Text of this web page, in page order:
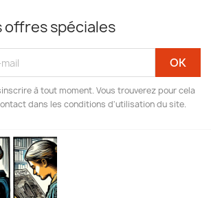
offres spéciales
à tout moment. Vous trouverez pour cela
dans les conditions d'utilisation du site.